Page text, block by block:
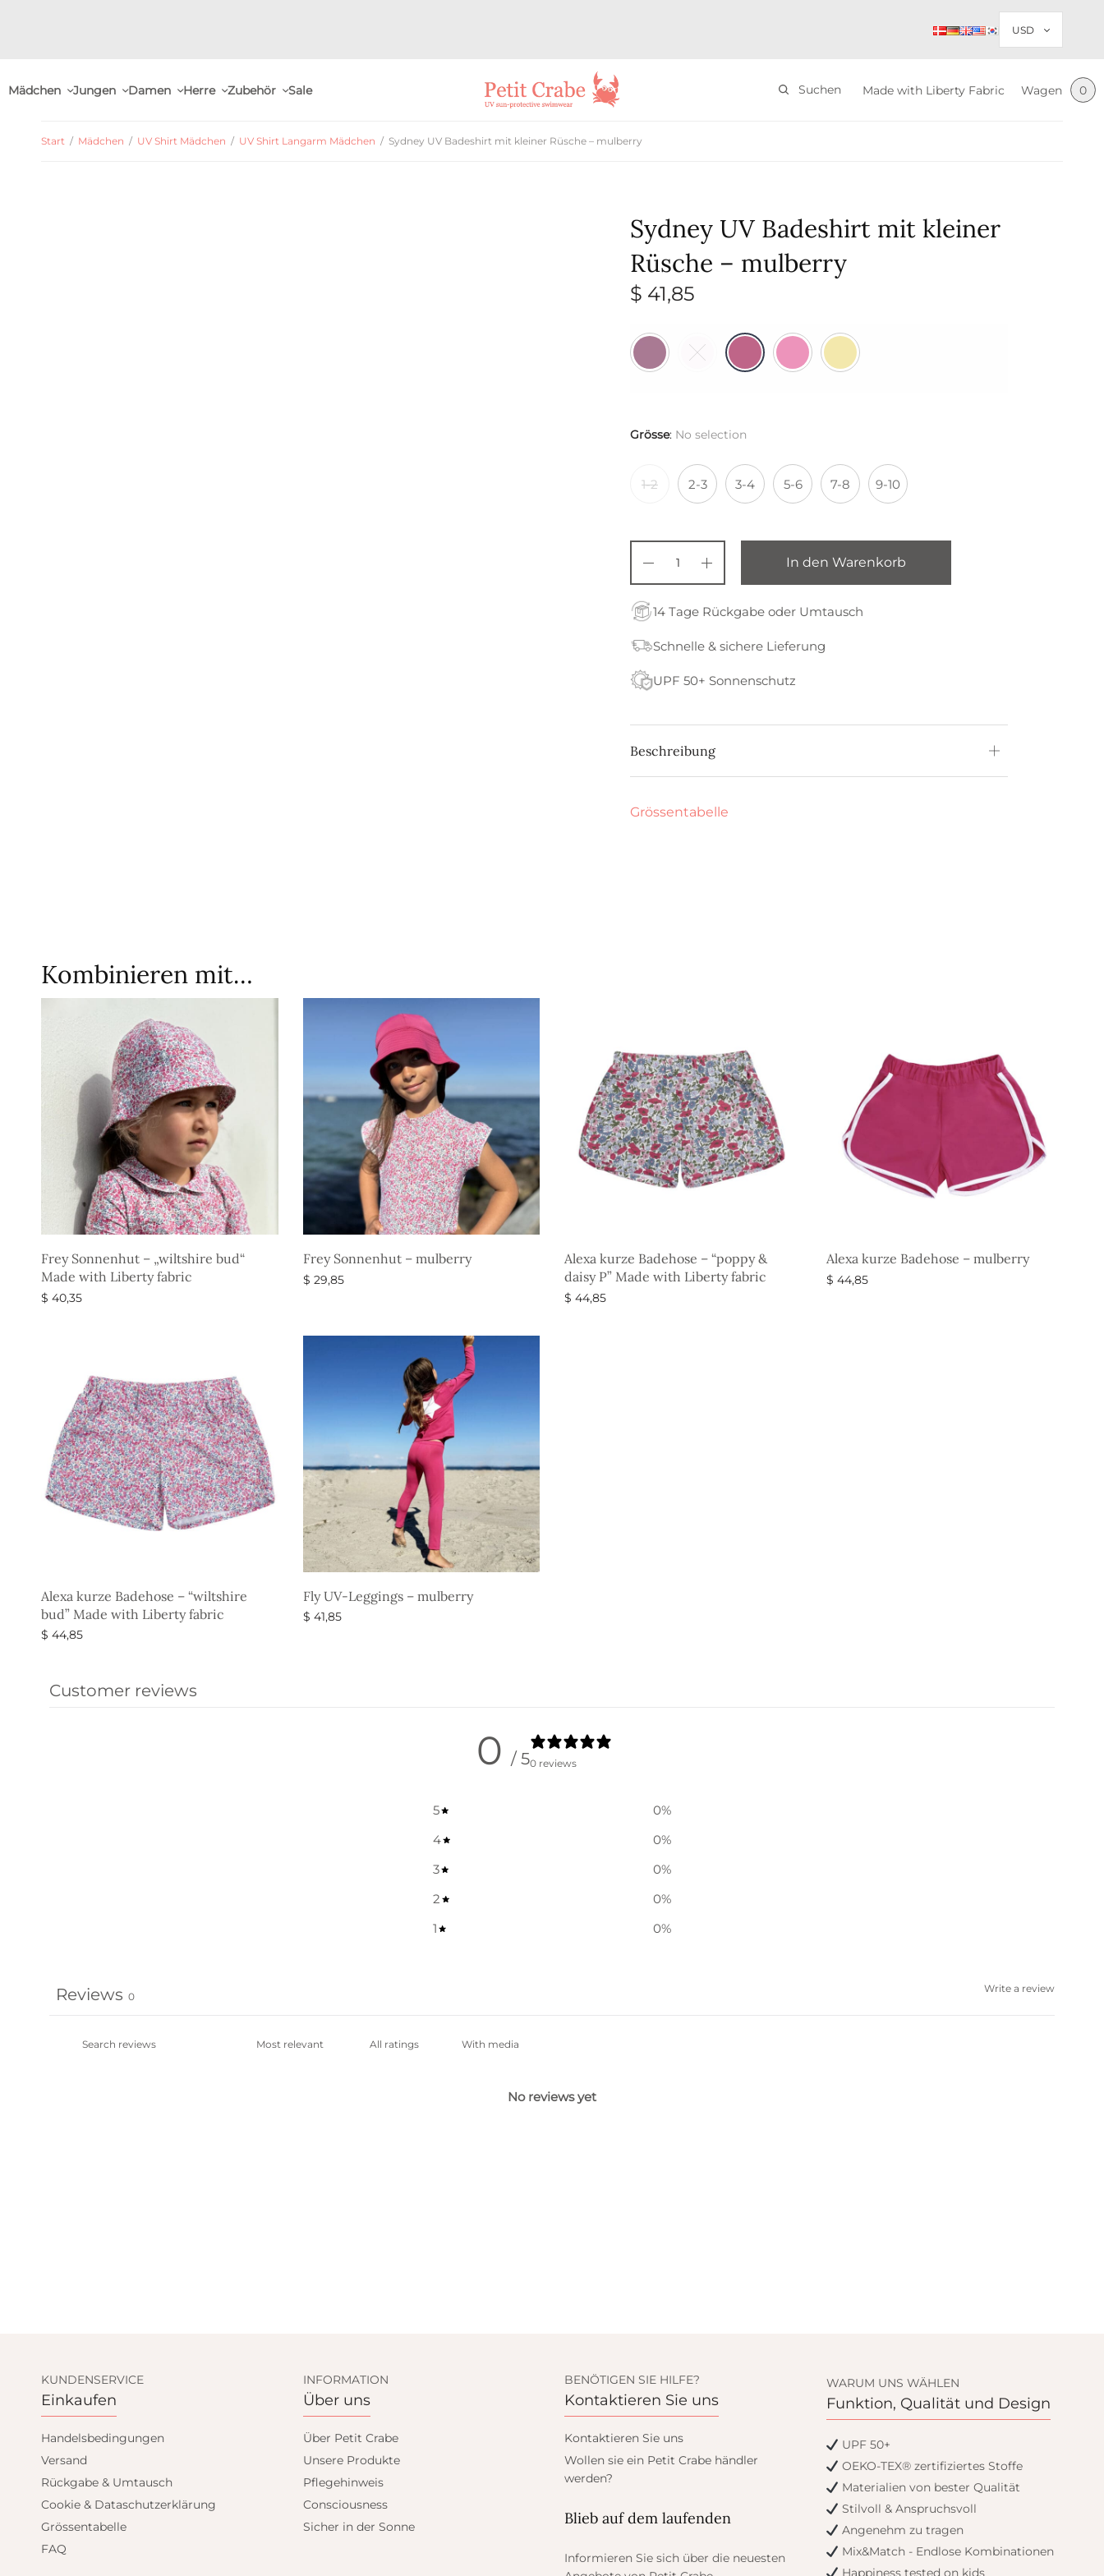
Mädchen Jungen Damen Herre Zubehör Sale Suchen Made with Liberty Fabric Wagen 0
Start / Mädchen / UV Shirt Mädchen / UV Shirt Langarm Mädchen / Sydney UV Badeshirt mit kleiner Rüsche – mulberry
Sydney UV Badeshirt mit kleiner
Rüsche – mulberry
$ 41,85
Grösse: No selection
1-2 2-3 3-4 5-6 7-8 9-10
In den Warenkorb
14 Tage Rückgabe oder Umtausch
Schnelle & sichere Lieferung
UPF 50+ Sonnenschutz
Beschreibung
Grössentabelle
Kombinieren mit…
Frey Sonnenhut – „wiltshire bud“
Made with Liberty fabric
$ 40,35
Frey Sonnenhut – mulberry
$ 29,85
Alexa kurze Badehose – “poppy &
daisy P” Made with Liberty fabric
$ 44,85
Alexa kurze Badehose – mulberry
$ 44,85
Alexa kurze Badehose – “wiltshire
bud” Made with Liberty fabric
$ 44,85
Fly UV-Leggings – mulberry
$ 41,85
Customer reviews
0 / 50 reviews
5 0%
4
0%
3
0%
2
0%
1
0%
Write a review
Reviews 0
With media
No reviews yet
KUNDENSERVICE
Einkaufen
Handelsbedingungen
Versand
Rückgabe & Umtausch
Cookie & Dataschutzerklärung
Grössentabelle
FAQ
INFORMATION
Über uns
Über Petit Crabe
Unsere Produkte
Pflegehinweis
Consciousness
Sicher in der Sonne
BENÖTIGEN SIE HILFE?
Kontaktieren Sie uns
Kontaktieren Sie uns
Wollen sie ein Petit Crabe händler
werden?
Blieb auf dem laufenden
Informieren Sie sich über die neuesten
WARUM UNS WÄHLEN
Funktion, Qualität und Design
UPF 50+
OEKO-TEX® zertifiziertes Stoffe
Materialien von bester Qualität
Stilvoll & Anspruchsvoll
Angenehm zu tragen
Mix&Match - Endlose Kombinationen
UP AND GET
10% OFF
your first order and get email only offers